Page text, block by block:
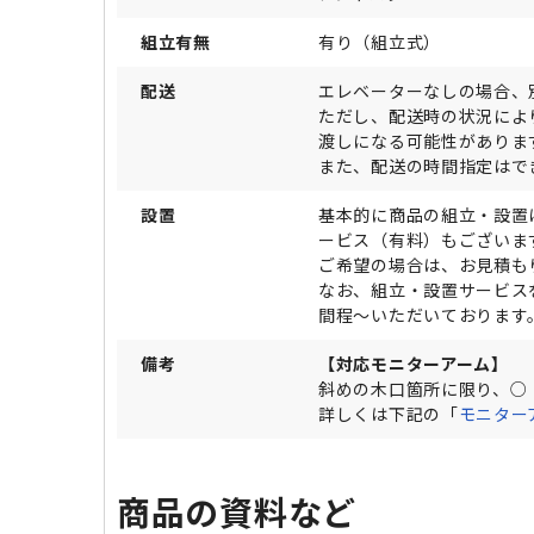
組立有無 有り（組立式）
配送
エレベーターなしの場合
ただし、配送時の状況に
渡しになる可能性がありま
また、配送の時間指定は
設置
基本的に商品の組立・設
ービス（有料）もございま
ご希望の場合は、お見積
なお、組立・設置サービ
間程～いただいております
備考
【対応モニターアーム】
斜めの木口箇所に限り、○
詳しくは下記の「モニタ
商品の資料など